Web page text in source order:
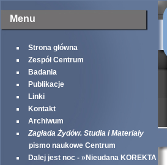
Menu
Strona główna
Zespół Centrum
Badania
Publikacje
Linki
Kontakt
Archiwum
Zagłada Żydów. Studia i Materiały
pismo naukowe Centrum
Dalej jest noc - »Nieudana KOREKTA